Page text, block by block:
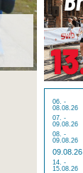
06. -
08.08.26
07. -
09.08.26
08. -
09.08.26
09.08.26
14. -
15.08.26